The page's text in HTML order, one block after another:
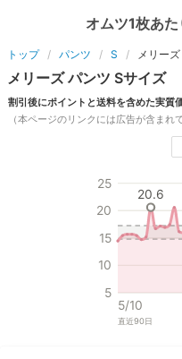
オムツ1枚あ
トップ パンツ S メリーズ
メリーズ パンツ Sサイズ
割引後にポイントと送料を含めた実質
（本ページのリンクには広告が含まれて
5
10
15
20
25
5/10
20.6
直近90日